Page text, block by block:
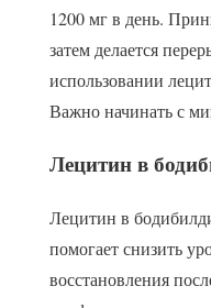
1200 мг в день.
затем делается
использовании
Важно начинать с
Лецитин в
Лецитин в
помогает снизить
восстановления